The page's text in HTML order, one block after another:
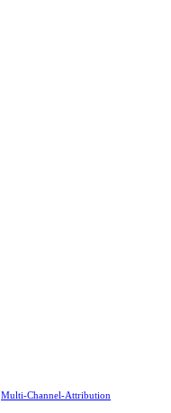
Multi-Channel-Attribution